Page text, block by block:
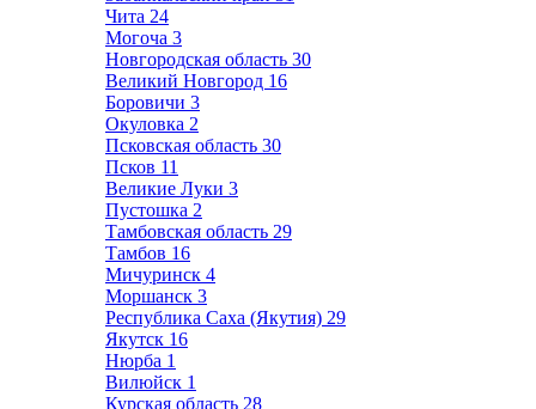
Чита 24
Могоча 3
Новгородская область 30
Великий Новгород 16
Боровичи 3
Окуловка 2
Псковская область 30
Псков 11
Великие Луки 3
Пустошка 2
Тамбовская область 29
Тамбов 16
Мичуринск 4
Моршанск 3
Республика Саха (Якутия) 29
Якутск 16
Нюрба 1
Вилюйск 1
Курская область 28